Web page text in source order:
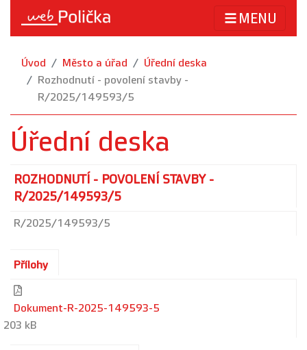
MENU
Úvod Město a úřad
Úřední deska
Rozhodnutí - povolení stavby -
R/2025/149593/5
Úřední deska
ROZHODNUTÍ - POVOLENÍ STAVBY -
R/2025/149593/5
R/2025/149593/5
Přílohy
Dokument-R-2025-149593-5
203 kB